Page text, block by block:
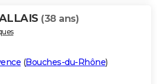
(38 ans)
(Bouches-du-Rhône)